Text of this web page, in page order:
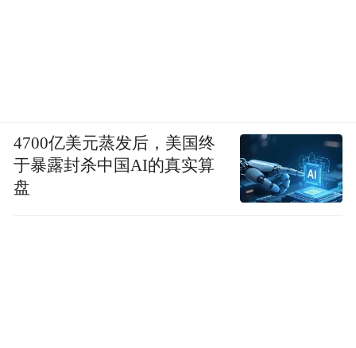
4700亿美元蒸发后，美国终
于暴露封杀中国AI的真实算
盘